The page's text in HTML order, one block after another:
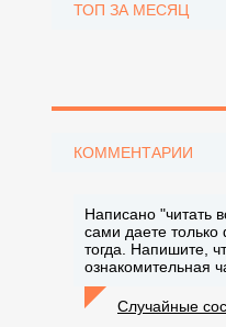
ТОП ЗА МЕСЯЦ
КОММЕНТАРИИ
Написано "читать
сами даете
тогда. Напишите,
ознакомительная
Случайные